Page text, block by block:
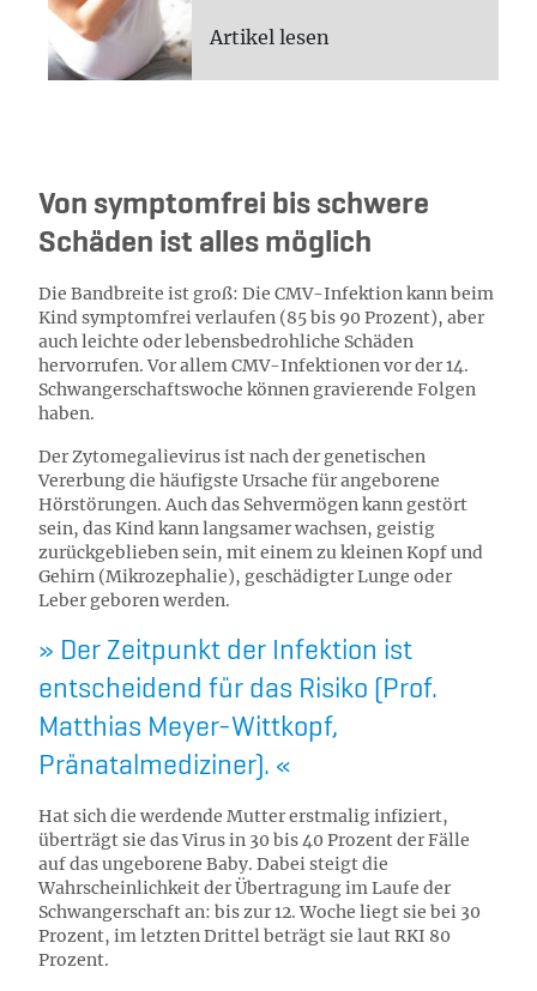
Artikel lesen
Von symptomfrei bis schwere
Schäden ist alles möglich
Die Bandbreite ist groß: Die CMV-Infektion kann beim
Kind symptomfrei verlaufen (85 bis 90 Prozent), aber
auch leichte oder lebensbedrohliche Schäden
hervorrufen. Vor allem CMV-Infektionen vor der 14.
Schwangerschaftswoche können gravierende Folgen
haben.
Der Zytomegalievirus ist nach der genetischen
Vererbung die häufigste Ursache für angeborene
Hörstörungen. Auch das Sehvermögen kann gestört
sein, das Kind kann langsamer wachsen, geistig
zurückgeblieben sein, mit einem zu kleinen Kopf und
Gehirn (Mikrozephalie), geschädigter Lunge oder
Leber geboren werden.
Der Zeitpunkt der Infektion ist
entscheidend für das Risiko (Prof.
Matthias Meyer-Wittkopf,
Pränatalmediziner).
Hat sich die werdende Mutter erstmalig infiziert,
überträgt sie das Virus in 30 bis 40 Prozent der Fälle
auf das ungeborene Baby. Dabei steigt die
Wahrscheinlichkeit der Übertragung im Laufe der
Schwangerschaft an: bis zur 12. Woche liegt sie bei 30
Prozent, im letzten Drittel beträgt sie laut RKI 80
Prozent.